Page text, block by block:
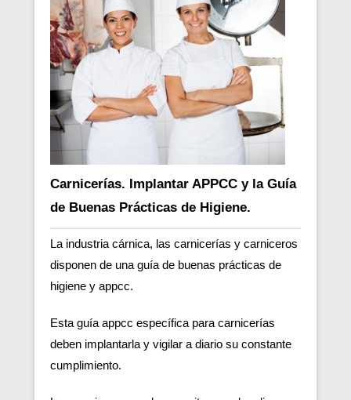
Carnicerías. Implantar APPCC y la Guía
de Buenas Prácticas de Higiene.
La industria cárnica, las carnicerías y carniceros
disponen de una guía de buenas prácticas de
higiene y appcc.
Esta guía appcc específica para carnicerías
deben implantarla y vigilar a diario su constante
cumplimiento.